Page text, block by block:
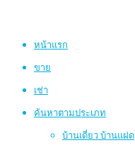
หน้าแรก
ขาย
เช่า
ค้นหาตามประเภท
บ้านเดี่ยว บ้านแฝด